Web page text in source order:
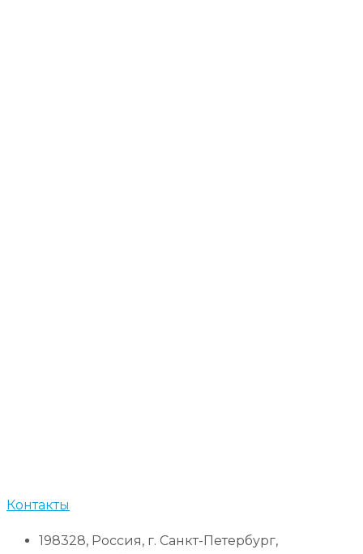
Контакты
198328, Россия, г. Санкт-Петербург,